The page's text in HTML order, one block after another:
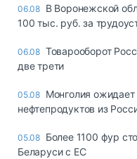
06.08 В Воронежской
100 тыс. руб. за
06.08 Товарооборот
две трети
05.08 Монголия ожидает
нефтепродуктов из
05.08 Более 1100 фур
Беларуси с ЕС